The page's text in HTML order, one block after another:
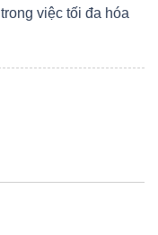
việc tối đa hóa